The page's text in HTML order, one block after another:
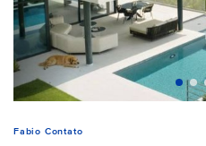
Fabio Contato